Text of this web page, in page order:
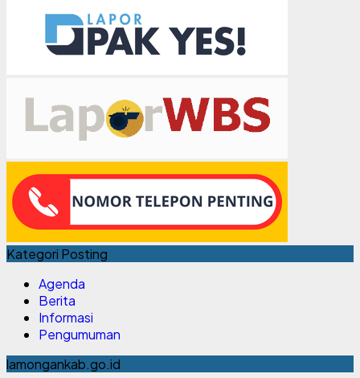
Kategori Posting
Agenda
Berita
Informasi
Pengumuman
lamongankab.go.id